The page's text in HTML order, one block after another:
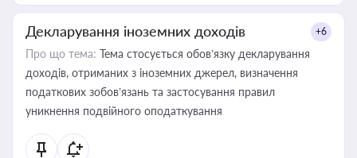
Декларування іноземних доходів +6
Про що тема: Тема стосується обов’язку декларування
доходів, отриманих з іноземних джерел, визначення
податкових зобов’язань та застосування правил
уникнення подвійного оподаткування